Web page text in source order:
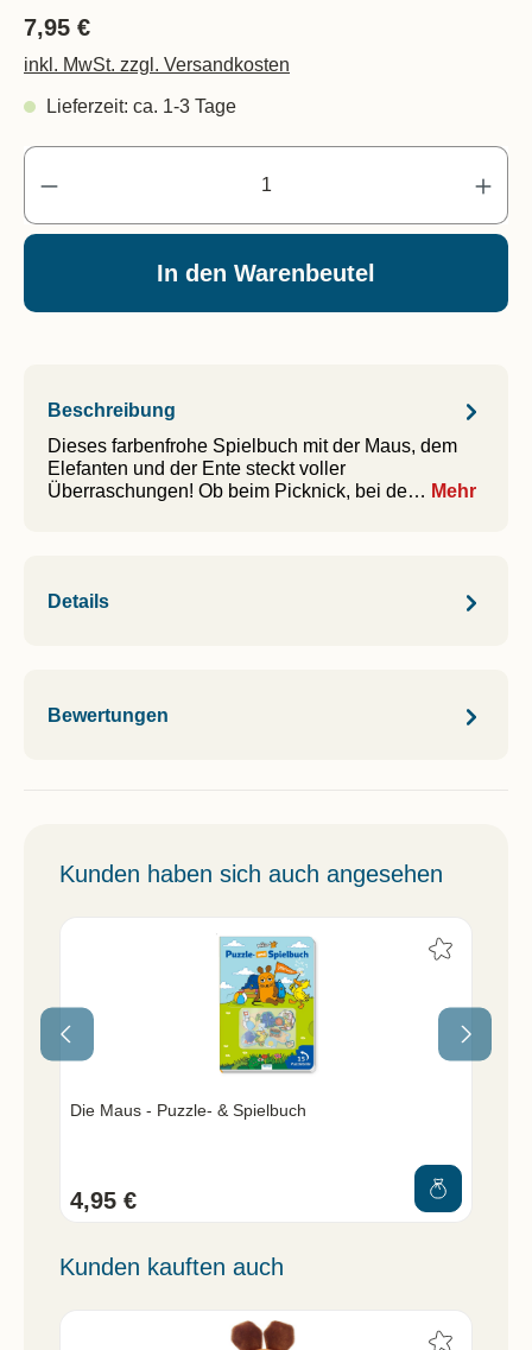
7,95 €
inkl. MwSt. zzgl. Versandkosten
Lieferzeit: ca. 1-3 Tage
In den Warenbeutel
Beschreibung
Dieses farbenfrohe Spielbuch mit der Maus, dem
Elefanten und der Ente steckt voller
Überraschungen! Ob beim Picknick, bei de… Mehr
Details
Bewertungen
Kunden haben sich auch angesehen
Die Maus - Puzzle- & Spielbuch
4,95 €
Kunden kauften auch